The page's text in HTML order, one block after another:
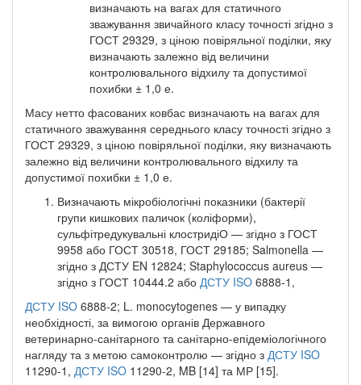
визначають на вагах для статичного
зважування звичайного класу точності згідно з
ГОСТ 29329, з ціною повіряльної поділки, яку
визначають залежно від величини
контролювального відхилу та допустимої
похибки ± 1,0 е.
Масу нетто фасованих ковбас визначають на вагах для
статичного зважування середнього класу точності згідно з
ГОСТ 29329, з ціною повіряльної поділки, яку визначають
залежно від величини контролювального відхилу та
допустимої похибки ± 1,0 е.
Визначають мікробіологічні показники (бактерії
групи кишкових паличок (коліформи),
сульфітредукувальні клостридіО — згідно з ГОСТ
9958 або ГОСТ 30518, ГОСТ 29185; Salmonella —
згідно з ДСТУ EN 12824; Staphylococcus aureus —
згідно з ГОСТ 10444.2 або ДСТУ ISO 6888-1,
ДСТУ ISO 6888-2; L. monocytogenes — у випадку
необхідності, за вимогою органів Державного
ветеринарно-санітарного та санітарно-епідеміологічного
нагляду та з метою самоконтролю — згідно з ДСТУ ISO
11290-1, ДСТУ ISO 11290-2, MB [14] та МР [15].